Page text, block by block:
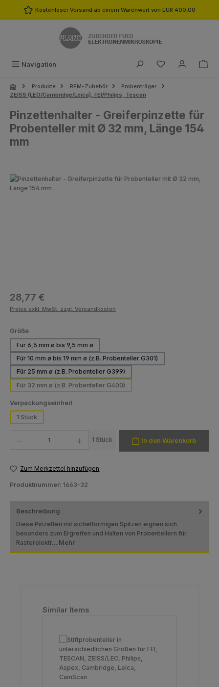
Zum Hauptinhalt springen
Kostenloser Versand ab einem Warenwert von EUR 400,00
Navigation Du hast 0
Produkte REM-Zubehör
Probenträger
ZEISS (LEO/Cambridge/Leica), FEI/Philips, Tescan
Pinzettenhalter - Greiferpinzette für
Probenteller mit Ø 32 mm, Länge 154
mm
Bildergalerie überspringen
Regulärer Preis:
28,77 €
Preise exkl. MwSt. zzgl. Versandkosten
Größeauswählen
Für 6,5 mm ø bis 9,5 mm ø
Für 10 mm ø bis 19 mm ø (z.B. Probenteller G301)
Für 25 mm ø (z.B. Probenteller G399)
Für 32 mm ø (z.B. Probenteller G400)
Verpackungseinheitauswählen
1 Stück
1 Stück In den Warenkorb
Zum Merkzettel hinzufügen
Produktnummer: 1663-32
Beschreibung
Diese Pinzetten mit sichelförmigen Spitzen eignen sich
besonders zum Ergreifen und Halten von Probentellern für
Rasterelektr… Mehr
Produktgalerie überspringen
Similar Items